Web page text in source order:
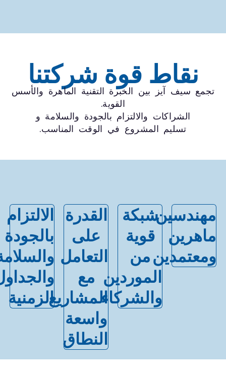
نقاط قوة شركتنا
تجمع سيف آيز بين الخبرة التقنية الماهرة والأسس
القوية.
الشراكات والالتزام بالجودة والسلامة و
تسليم المشروع في الوقت المناسب.
شبكة
قوية
من
الموردين
والشركاء
القدرة
على
التعامل
مع
المشاريع
واسعة
النطاق
الالتزام
بالجودة
والسلامة
والجداول
الزمنية